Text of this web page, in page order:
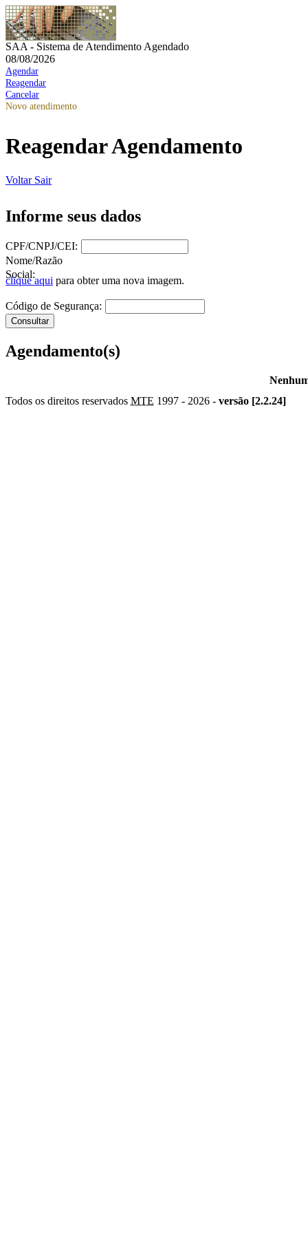
SAA - Sistema de Atendimento Agendado
08/08/2026
Agendar
Reagendar
Cancelar
Novo atendimento
Reagendar Agendamento
Voltar Sair
Informe seus dados
CPF/CNPJ/CEI:
Nome/Razão
Social:
clique aqui para obter uma nova imagem.
Código de Segurança:
Agendamento(s)
Todos os direitos reservados MTE 1997 - 2026 - versão [2.2.24]